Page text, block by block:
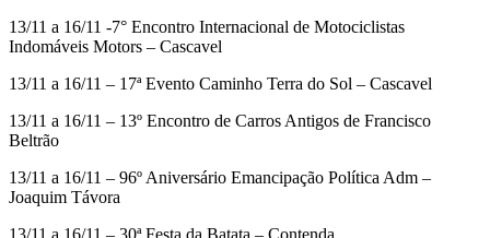
13/11 a 16/11 -7° Encontro Internacional de Motociclistas
Indomáveis Motors – Cascavel
13/11 a 16/11 – 17ª Evento Caminho Terra do Sol – Cascavel
13/11 a 16/11 – 13º Encontro de Carros Antigos de Francisco
Beltrão
13/11 a 16/11 – 96º Aniversário Emancipação Política Adm –
Joaquim Távora
13/11 a 16/11 – 30ª Festa da Batata – Contenda